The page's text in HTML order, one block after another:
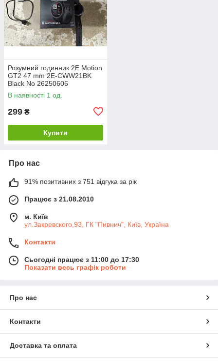
Розумний годинник 2E Motion
GT2 47 mm 2E-CWW21BK
Black No 26250606
В наявності 1 од.
299 ₴
Купити
Про нас
91% позитивних з 751 відгука за рік
Працює з 21.08.2010
м. Київ
ул.Закревского,93, ГК "Пивнич", Київ, Україна
Контакти
Сьогодні працює з 11:00 до 17:30
Показати весь графік роботи
Про нас
Контакти
Доставка та оплата